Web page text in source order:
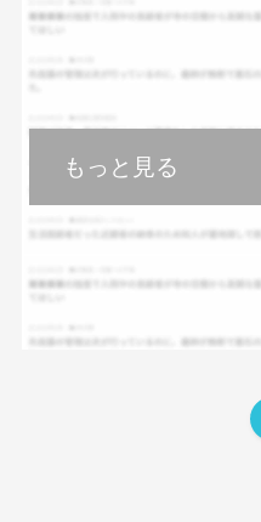
もっと見る